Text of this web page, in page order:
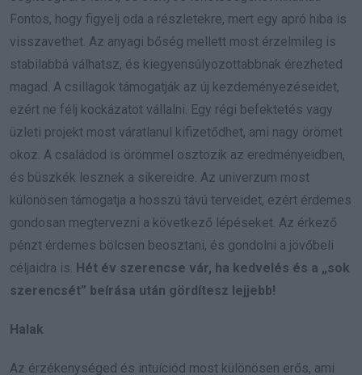
Fontos, hogy figyelj oda a részletekre, mert egy apró hiba is
visszavethet. Az anyagi bőség mellett most érzelmileg is
stabilabbá válhatsz, és kiegyensúlyozottabbnak érezheted
magad. A csillagok támogatják az új kezdeményezéseidet,
ezért ne félj kockázatot vállalni. Egy régi befektetés vagy
üzleti projekt most váratlanul kifizetődhet, ami nagy örömet
okoz. A családod is örömmel osztozik az eredményeidben,
és büszkék lesznek a sikereidre. Az univerzum most
különösen támogatja a hosszú távú terveidet, ezért érdemes
gondosan megtervezni a következő lépéseket. Az érkező
pénzt érdemes bölcsen beosztani, és gondolni a jövőbeli
céljaidra is. Hét év szerencse vár, ha kedvelés és a „sok
szerencsét” beírása után gördítesz lejjebb!
Halak
Az érzékenységed és intuíciód most különösen erős, ami